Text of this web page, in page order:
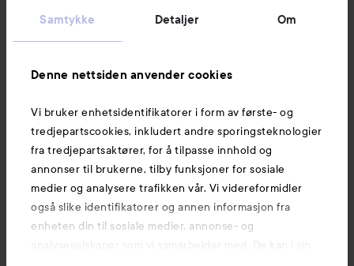
Samtykke Detaljer Om
Denne nettsiden anvender cookies
Vi bruker enhetsidentifikatorer i form av første- og
tredjepartscookies, inkludert andre sporingsteknologier
fra tredjepartsaktører, for å tilpasse innhold og
annonser til brukerne, tilby funksjoner for sosiale
medier og analysere trafikken vår. Vi videreformidler
også slike identifikatorer og annen informasjon fra
enheten din til sosiale medier, annonse- og
analyseselskaper som vi samarbeider med. De kan i sin
Kundeservice
Informasjon
Også av interesse